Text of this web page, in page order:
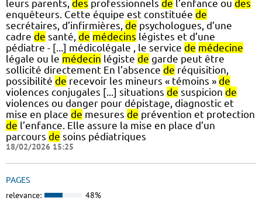
leurs parents, des professionnels de l’enfance ou des
enquêteurs. Cette équipe est constituée de
secrétaires, d’infirmières, de psychologues, d’une
cadre de santé, de médecins légistes et d’une
pédiatre - [...] médicolégale , le service de médecine
légale ou le médecin légiste de garde peut être
sollicité directement En l’absence de réquisition,
possibilité de recevoir les mineurs « témoins » de
violences conjugales [...] situations de suspicion de
violences ou danger pour dépistage, diagnostic et
mise en place de mesures de prévention et protection
de l’enfance. Elle assure la mise en place d’un
parcours de soins pédiatriques
18/02/2026 15:25
PAGES
relevance: 48%